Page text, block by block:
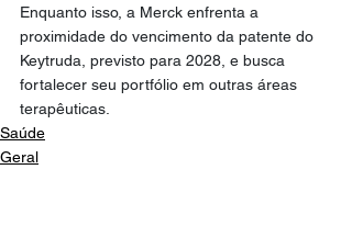
Enquanto isso, a Merck enfrenta a
proximidade do vencimento da patente do
Keytruda, previsto para 2028, e busca
fortalecer seu portfólio em outras áreas
terapêuticas.
Saúde
Geral